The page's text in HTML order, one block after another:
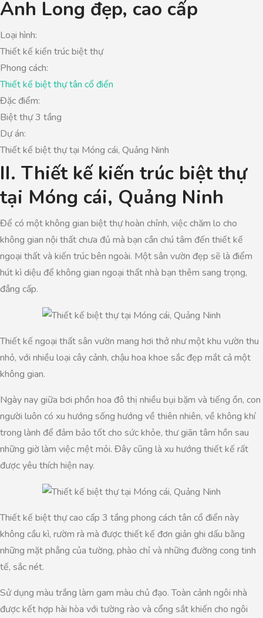
Anh Long đẹp, cao cấp
Loại hình:
Thiết kế kiến trúc biệt thự
Phong cách:
Thiết kế biệt thự tân cổ điển
Đặc điểm:
Biệt thự 3 tầng
Dự án:
Thiết kế biệt thự tại Móng cái, Quảng Ninh
II. Thiết kế kiến trúc biệt thự
tại Móng cái, Quảng Ninh
Để có một không gian biệt thự hoàn chỉnh, việc chăm lo cho
không gian nội thất chưa đủ mà bạn cần chú tâm đến thiết kế
ngoại thất và kiến trúc bên ngoài. Một sân vườn đẹp sẽ là điểm
hút kì diệu để không gian ngoại thất nhà bạn thêm sang trọng,
đẳng cấp.
Thiết kế ngoại thất sân vườn mang hơi thở như một khu vườn thu
nhỏ, với nhiều loại cây cảnh, chậu hoa khoe sắc đẹp mắt cả một
không gian.
Ngày nay giữa bơi phồn hoa đô thị nhiều bụi bặm và tiếng ồn, con
người luôn có xu hướng sống hướng về thiên nhiên, về không khí
trong lành để đảm bảo tốt cho sức khỏe, thư giãn tâm hồn sau
những giờ làm việc mệt mỏi. Đây cũng là xu hướng thiết kế rất
được yêu thích hiện nay.
Thiết kế biệt thự cao cấp 3 tầng phong cách tân cổ điển này
không cầu kì, rườm rà mà được thiết kế đơn giản ghi dấu bằng
những mặt phẳng của tường, phào chỉ và những đường cong tinh
tế, sắc nét.
Sử dụng màu trắng làm gam màu chủ đạo. Toàn cảnh ngôi nhà
được kết hợp hài hòa với tường rào và cổng sắt khiến cho ngôi